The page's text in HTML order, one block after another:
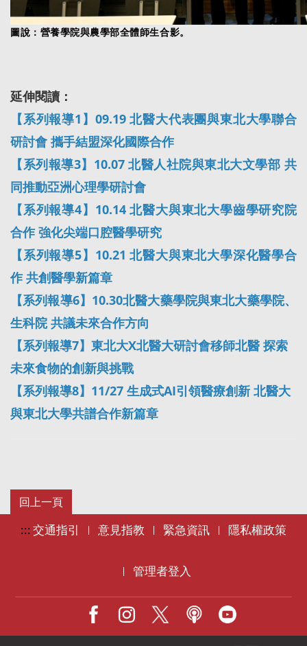
圖說：營養學院與農學部全體師生合影。
延伸閱讀：
【系列報導1】09.19 北醫大代表團與東北大學聯合
研討會 攜手結盟深化國際合作
【系列報導3】10.07 北醫人社院與東北大文學部 共
同推動亞洲心理學研討會
【系列報導4】10.14 北醫大與東北大學齒學研究院
合作 強化尖端口腔醫學研究
【系列報導5】10.21 北醫大與東北大學深化醫學合
作 共創醫學新篇章
【系列報導6】10.30北醫大藥學院與東北大藥學院、
生科院 共議未來合作方向
【系列報導7】東北大X北醫大研討會移師北醫 探索
未來食物的創新與挑戰
【系列報導8】11/27 生成式AI引領醫療創新 北醫大
與東北大學共譜合作新篇章
:::交通指引 | 意見指教 | 緊急資訊 | 隱私權政策
| 管理者登入
Facebook Podcast